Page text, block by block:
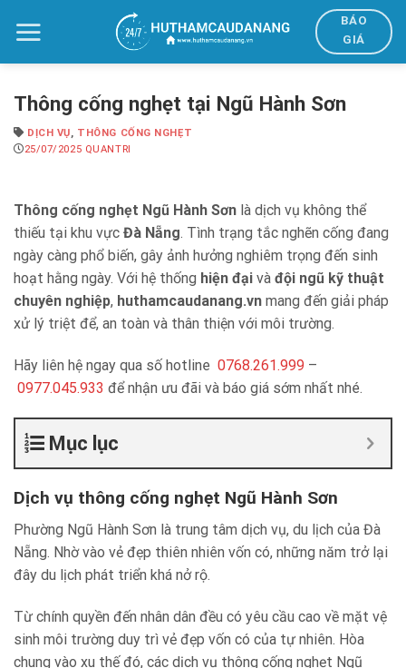
qua
BÁO
GIÁ
Thông cống nghẹt tại Ngũ Hành Sơn
DỊCH VỤ, THÔNG CỐNG NGHẸT
25/07/2025 QUANTRI
Thông cống nghẹt Ngũ Hành Sơn là dịch vụ không thể
thiếu tại khu vực Đà Nẵng. Tình trạng tắc nghẽn cống đang
ngày càng phổ biến, gây ảnh hưởng nghiêm trọng đến sinh
hoạt hằng ngày. Với hệ thống hiện đại và đội ngũ kỹ thuật
chuyên nghiệp, huthamcaudanang.vn mang đến giải pháp
xử lý triệt để, an toàn và thân thiện với môi trường.
Hãy liên hệ ngay qua số hotline 0768.261.999 –
0977.045.933 để nhận ưu đãi và báo giá sớm nhất nhé.
Mục lục
Dịch vụ thông cống nghẹt Ngũ Hành Sơn
Phường Ngũ Hành Sơn là trung tâm dịch vụ, du lịch của Đà
Nẵng. Nhờ vào vẻ đẹp thiên nhiên vốn có, những năm trở lại
đây du lịch phát triển khá nở rộ.
Từ chính quyền đến nhân dân đều có yêu cầu cao về mặt vệ
sinh môi trường duy trì vẻ đẹp vốn có của tự nhiên. Hòa
chung vào xu thế đó, các dịch vụ thông cống nghẹt Ngũ